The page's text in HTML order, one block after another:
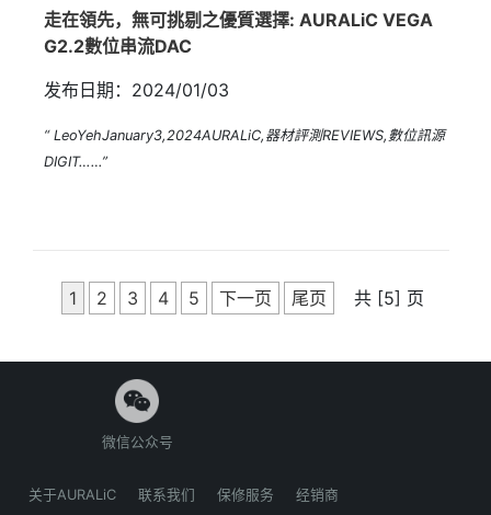
走在領先，無可挑剔之優質選擇: AURALiC VEGA
G2.2數位串流DAC
发布日期：2024/01/03
“ LeoYehJanuary3,2024AURALiC,器材評測REVIEWS,數位訊源
DIGIT……”
1 2 3 4 5 下一页 尾页 共 [5] 页
微信公众号
关于AURALiC 联系我们 保修服务 经销商